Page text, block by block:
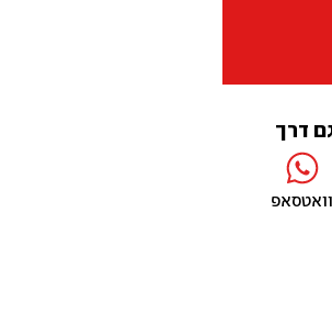
דרך
וואטסאפ